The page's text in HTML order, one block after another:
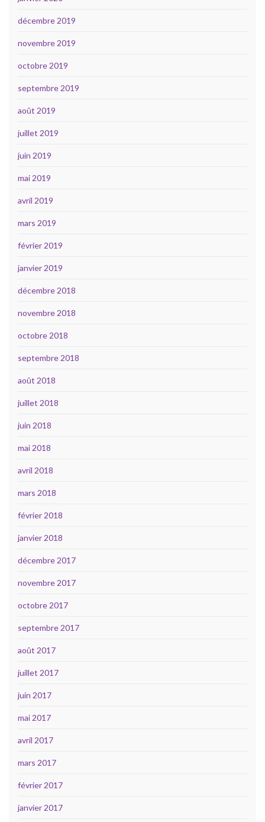
décembre 2019
novembre 2019
octobre 2019
septembre 2019
août 2019
juillet 2019
juin 2019
mai 2019
avril 2019
mars 2019
février 2019
janvier 2019
décembre 2018
novembre 2018
octobre 2018
septembre 2018
août 2018
juillet 2018
juin 2018
mai 2018
avril 2018
mars 2018
février 2018
janvier 2018
décembre 2017
novembre 2017
octobre 2017
septembre 2017
août 2017
juillet 2017
juin 2017
mai 2017
avril 2017
mars 2017
février 2017
janvier 2017